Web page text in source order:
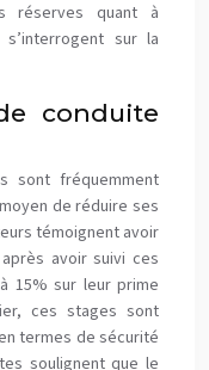
réserves quant à
sur la
conduite
sont fréquemment
de réduire ses
témoignent avoir
avoir suivi ces
15% sur leur prime
ces stages sont
termes de sécurité
soulignent que le